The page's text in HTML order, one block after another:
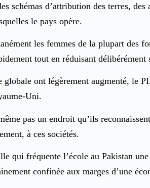
schémas d’attribution des terres,
le pays opère.
les femmes de la plupart des
tout en réduisant délibérément
ont légèrement augmenté, le
Uni.
pas un endroit qu’ils
à ces sociétés.
qui fréquente l’école au Pakistan
confinée aux marges d’une